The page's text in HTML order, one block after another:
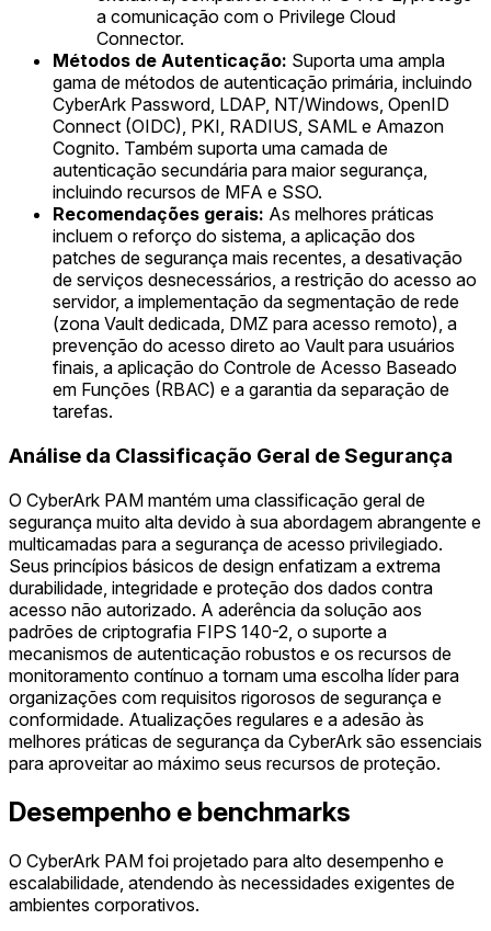
a comunicação com o Privilege Cloud
Connector.
Métodos de Autenticação: Suporta uma ampla
gama de métodos de autenticação primária, incluindo
CyberArk Password, LDAP, NT/Windows, OpenID
Connect (OIDC), PKI, RADIUS, SAML e Amazon
Cognito. Também suporta uma camada de
autenticação secundária para maior segurança,
incluindo recursos de MFA e SSO.
Recomendações gerais: As melhores práticas
incluem o reforço do sistema, a aplicação dos
patches de segurança mais recentes, a desativação
de serviços desnecessários, a restrição do acesso ao
servidor, a implementação da segmentação de rede
(zona Vault dedicada, DMZ para acesso remoto), a
prevenção do acesso direto ao Vault para usuários
finais, a aplicação do Controle de Acesso Baseado
em Funções (RBAC) e a garantia da separação de
tarefas.
Análise da Classificação Geral de Segurança
O CyberArk PAM mantém uma classificação geral de
segurança muito alta devido à sua abordagem abrangente e
multicamadas para a segurança de acesso privilegiado.
Seus princípios básicos de design enfatizam a extrema
durabilidade, integridade e proteção dos dados contra
acesso não autorizado. A aderência da solução aos
padrões de criptografia FIPS 140-2, o suporte a
mecanismos de autenticação robustos e os recursos de
monitoramento contínuo a tornam uma escolha líder para
organizações com requisitos rigorosos de segurança e
conformidade. Atualizações regulares e a adesão às
melhores práticas de segurança da CyberArk são essenciais
para aproveitar ao máximo seus recursos de proteção.
Desempenho e benchmarks
O CyberArk PAM foi projetado para alto desempenho e
escalabilidade, atendendo às necessidades exigentes de
ambientes corporativos.